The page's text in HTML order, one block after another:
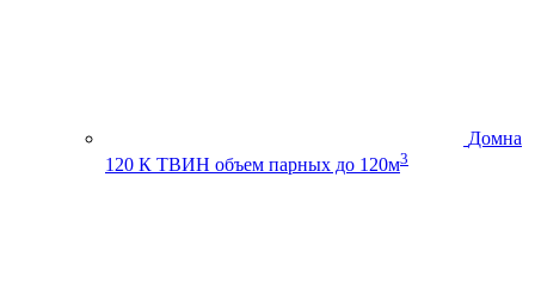
Домна
120 К ТВИН объем парных до 120м3